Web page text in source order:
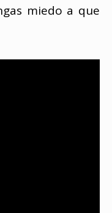
miedo a que